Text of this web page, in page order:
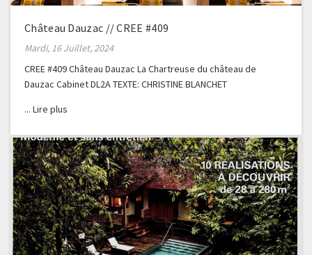
Château Dauzac // CREE #409
Mardi, 16 Juillet, 2024
CREE #409 Château Dauzac La Chartreuse du château de
Dauzac Cabinet DL2A TEXTE: CHRISTINE BLANCHET